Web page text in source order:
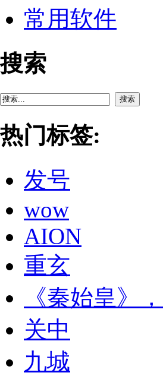
常用软件
搜索
搜索
热门标签:
发号
wow
AION
重玄
《秦始皇》
关中
九城